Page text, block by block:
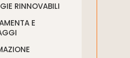
RINNOVABILI
E